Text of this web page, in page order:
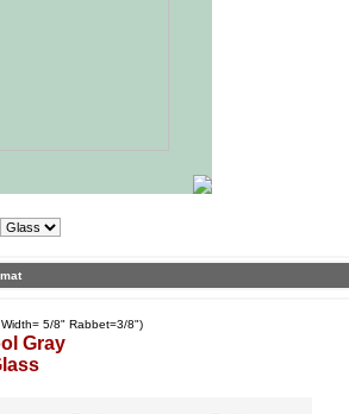
5/8" Rabbet=3/8")
Gray